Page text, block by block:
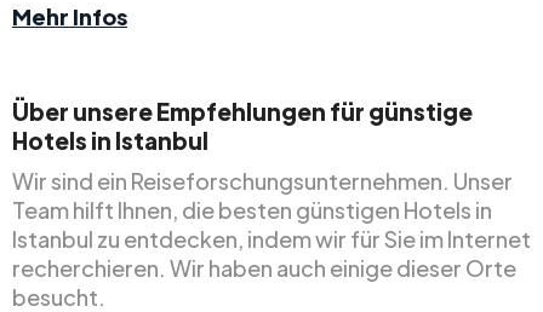
Mehr Infos
Über unsere Empfehlungen für günstige
Hotels in Istanbul
Wir sind ein Reiseforschungsunternehmen. Unser
Team hilft Ihnen, die besten günstigen Hotels in
Istanbul zu entdecken, indem wir für Sie im Internet
recherchieren. Wir haben auch einige dieser Orte
besucht.